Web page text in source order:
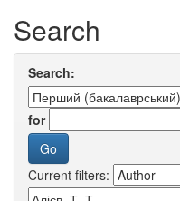
Search
Search:
for
Current filters: